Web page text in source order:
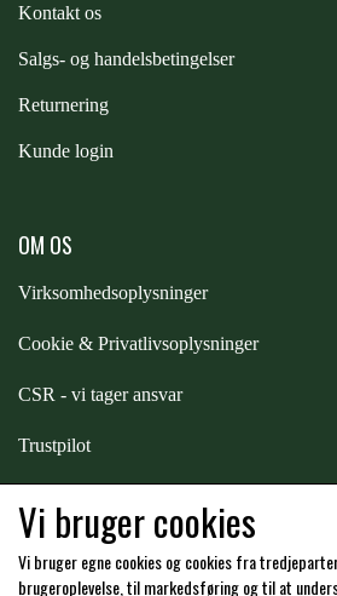
STAR TACK
WALSH
Kontakt os
Salgs- og handelsbetingelser
Returnering
Kunde login
OM OS
Virksomhedsoplysninger
Cookie & Privatlivsoplysninger
CSR - vi tager ansvar
Trustpilot
Hos os kan du betale med:
Vi bruger cookies
Vi bruger egne cookies og cookies fra
brugeroplevelse, til markedsføring og til at